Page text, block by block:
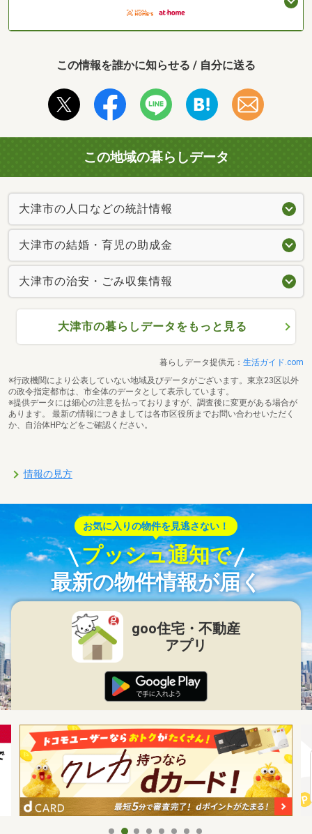
この情報を誰かに知らせる / 自分に送る
この地域の暮らしデータ
大津市の人口などの統計情報
大津市の結婚・育児の助成金
大津市の治安・ごみ収集情報
大津市の暮らしデータをもっと見る
暮らしデータ提供元： 生活ガイド.com
※行政機関により公表していない地域及びデータがございます。東京23区以外
の政令指定都市は、市全体のデータとして表示しています。
※提供データには細心の注意を払っておりますが、調査後に変更がある場合が
あります。 最新の情報につきましては各市区役所までお問い合わせいただく
か、自治体HPなどをご確認ください。
情報の見方
お気に入りの物件を見逃さない！
プッシュ通知で
最新の物件情報が届く
goo住宅・不動産
アプリ